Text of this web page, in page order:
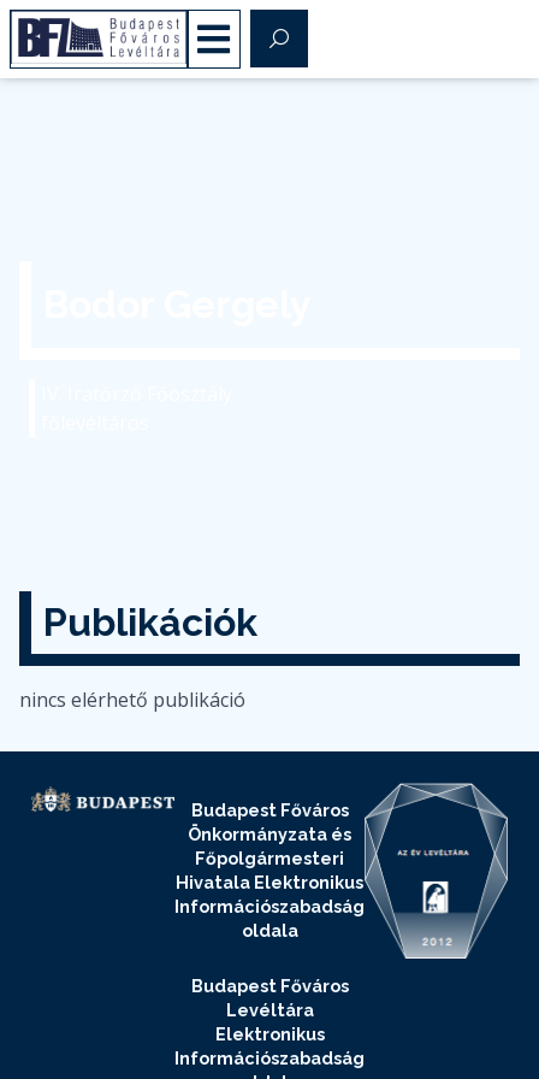
Publikációk
nincs elérhető publikáció
Budapest Főváros
Önkormányzata és
Főpolgármesteri
Hivatala Elektronikus
Információszabadság
oldala
Budapest Főváros
Levéltára
Elektronikus
Információszabadság